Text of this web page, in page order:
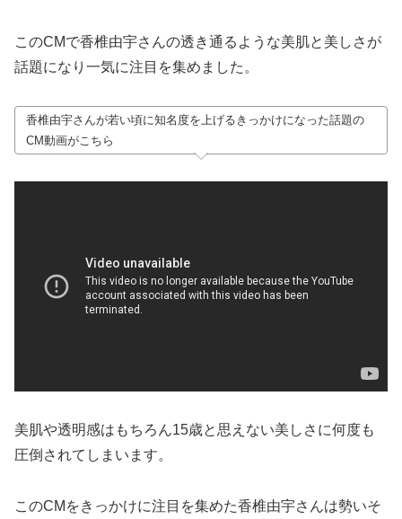
このCMで香椎由宇さんの透き通るような美肌と美しさが
話題になり一気に注目を集めました。
香椎由宇さんが若い頃に知名度を上げるきっかけになった話題の
CM動画がこちら
美肌や透明感はもちろん15歳と思えない美しさに何度も
圧倒されてしまいます。
このCMをきっかけに注目を集めた香椎由宇さんは勢いそ